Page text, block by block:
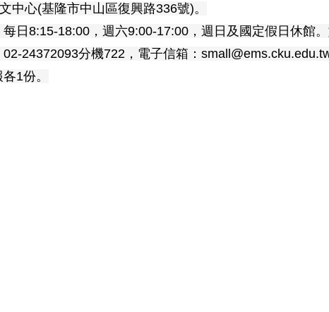
中心(基隆市中山區復興路336號)。
日8:15-18:00，週六9:00-17:00，週日及國定假日休館
24372093分機722，電子信箱：
1份。